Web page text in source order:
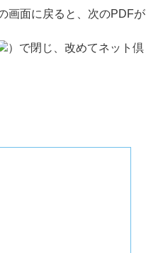
画面に戻ると、次のPDFが
）で閉じ、改めてネット倶